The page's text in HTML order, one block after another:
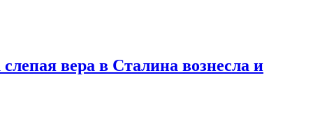
вера в Сталина вознесла и